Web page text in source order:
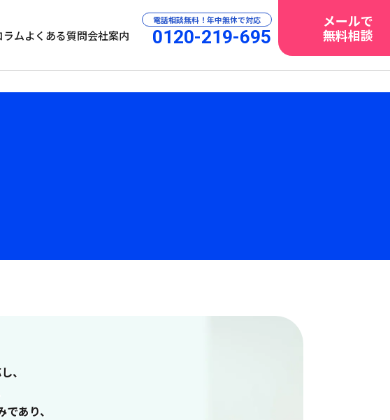
ラムよくある質問会社案内
電話相談無料！年中無休で対応
0120-219-695
メールで
無料相談
、
あり、